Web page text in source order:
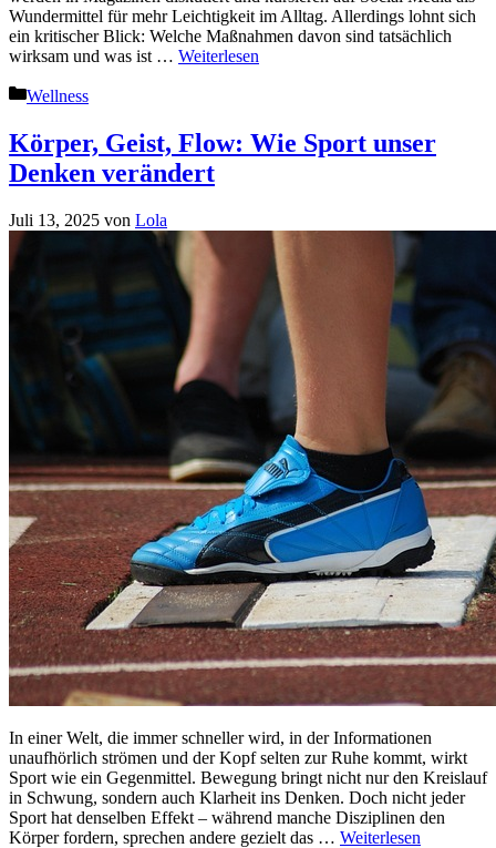
Wundermittel für mehr Leichtigkeit im Alltag. Allerdings lohnt sich
ein kritischer Blick: Welche Maßnahmen davon sind tatsächlich
wirksam und was ist … Weiterlesen
Kategorien
Wellness
Körper, Geist, Flow: Wie Sport unser
Denken verändert
Juli 13, 2025 von Lola
In einer Welt, die immer schneller wird, in der Informationen
unaufhörlich strömen und der Kopf selten zur Ruhe kommt, wirkt
Sport wie ein Gegenmittel. Bewegung bringt nicht nur den Kreislauf
in Schwung, sondern auch Klarheit ins Denken. Doch nicht jeder
Sport hat denselben Effekt – während manche Disziplinen den
Körper fordern, sprechen andere gezielt das … Weiterlesen